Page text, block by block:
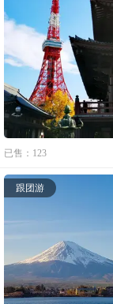
已售：123
跟团游